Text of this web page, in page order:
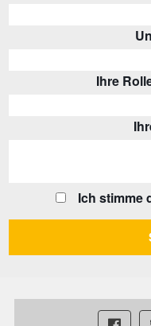
Ihre
Ich stimme